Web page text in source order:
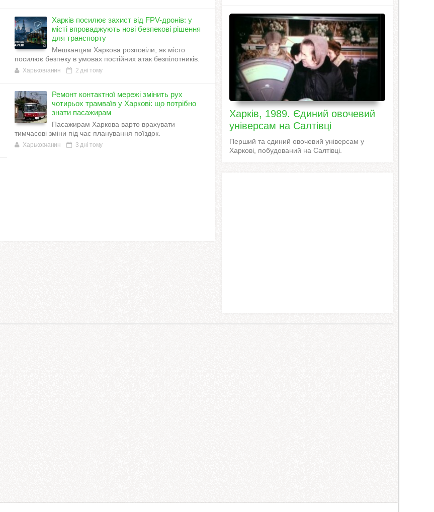
Харків посилює захист від FPV-дронів: у
місті впроваджують нові безпекові рішення
для транспорту
Мешканцям Харкова розповіли, як місто
посилює безпеку в умовах постійних атак безпілотників.
Харьковчанин 2 дні тому
Ремонт контактної мережі змінить рух
чотирьох трамваїв у Харкові: що потрібно
знати пасажирам
Пасажирам Харкова варто врахувати
тимчасові зміни під час планування поїздок.
Харьковчанин 3 дні тому
Харків, 1989. Єдиний овочевий
універсам на Салтівці
Перший та єдиний овочевий універсам у
Харкові, побудований на Салтівці.